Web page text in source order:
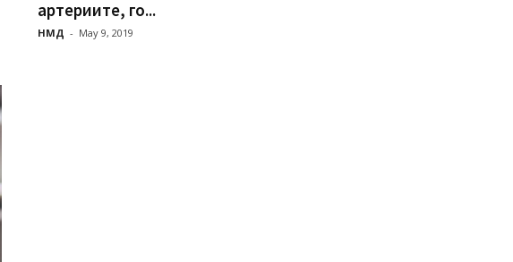
артериите, го...
НМД - May 9, 2019